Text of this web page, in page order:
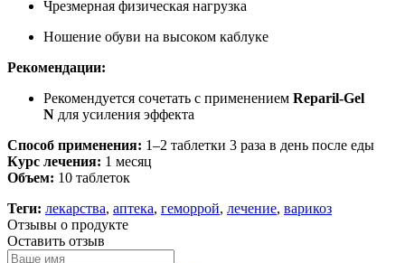
Чрезмерная физическая нагрузка
Ношение обуви на высоком каблуке
Рекомендации:
Рекомендуется сочетать с применением Reparil-Gel
N для усиления эффекта
Способ применения: 1–2 таблетки 3 раза в день после еды
Курс лечения: 1 месяц
Объем: 10 таблеток
Теги: лекарства, аптека, геморрой, лечение, варикоз
Отзывы о продукте
Оставить отзыв